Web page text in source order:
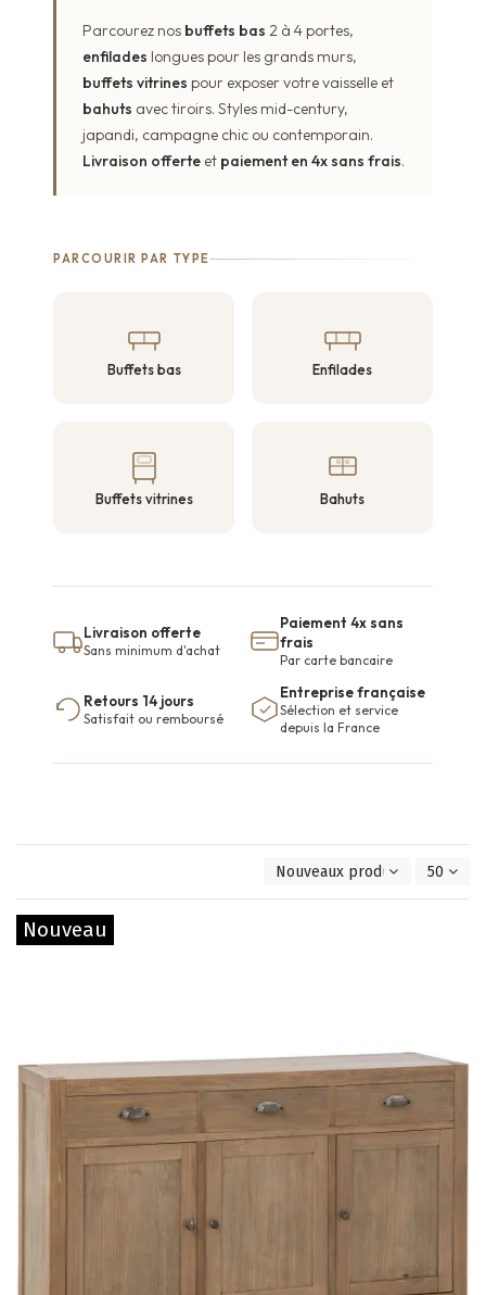
Parcourez nos buffets bas 2 à 4 portes,
enfilades longues pour les grands murs,
buffets vitrines pour exposer votre vaisselle et
bahuts avec tiroirs. Styles mid-century,
japandi, campagne chic ou contemporain.
Livraison offerte et paiement en 4x sans frais.
PARCOURIR PAR TYPE
Buffets bas Enfilades
Buffets vitrines Bahuts
Livraison offerte
Sans minimum d'achat
Paiement 4x sans
frais
Par carte bancaire
Retours 14 jours
Satisfait ou remboursé
Entreprise française
Sélection et service
depuis la France
Nouveaux produits en50
Nouveau